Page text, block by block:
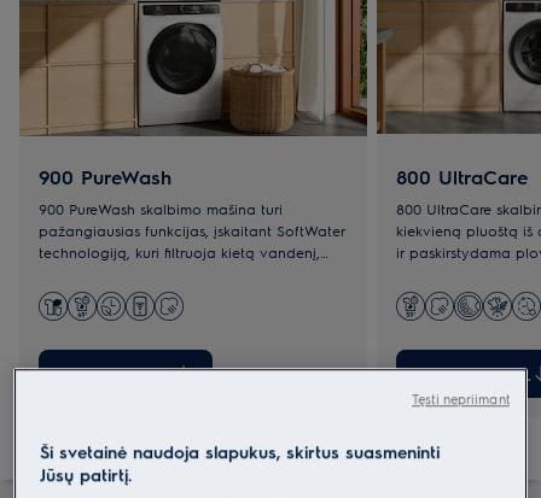
900 PureWash
900 PureWash skalbimo mašina turi
pažangiausias funkcijas, įskaitant SoftWater
technologiją, kuri filtruoja kietą vandenį,
Susipažinkite su
800 UltraCare
800 UltraCare
kiekvieną pluoštą iš
ir paskirstydama
temperatūroje ir
Susipažinkite
Ši svetainė naudoja slapukus, skirtus suasmeninti
Jūsų patirtį.
Tęsti nepriimant